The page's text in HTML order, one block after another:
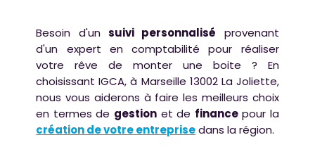
Besoin d'un suivi personnalisé provenant
d'un expert en comptabilité pour réaliser
votre rêve de monter une boite ? En
choisissant IGCA, à Marseille 13002 La Joliette,
nous vous aiderons à faire les meilleurs choix
en termes de gestionet de financepour la
création de votre entreprisedans la région.